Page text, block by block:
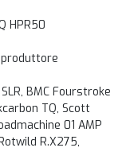
HPR50
BMC Fourstroke
TQ, Scott
01 AMP
R.X275,